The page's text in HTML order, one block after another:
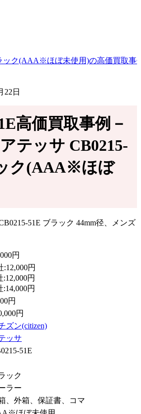
ック(AAA※ほぼ未使用)の高価買取事
22日
高価買取事例－
テッサ CB0215-
ク(AAA※ほぼ
円
:12,000円
:12,000円
:14,000円
円
円
ズン(citizen)
ッサ
51E
ック
ラー
、外箱、保証書、コマ